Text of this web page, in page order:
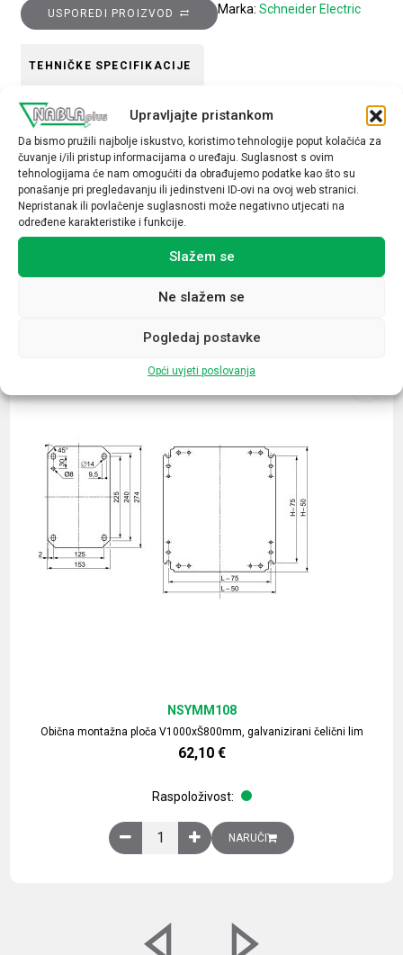
Upravljajte pristankom
Da bismo pružili najbolje iskustvo, koristimo tehnologije poput kolačića za
čuvanje i/ili pristup informacijama o uređaju. Suglasnost s ovim
tehnologijama će nam omogućiti da obrađujemo podatke kao što su
ponašanje pri pregledavanju ili jedinstveni ID-ovi na ovoj web stranici.
Nepristanak ili povlačenje suglasnosti može negativno utjecati na
određene karakteristike i funkcije.
Slažem se
Ne slažem se
Pogledaj postavke
Opći uvjeti poslovanja
USPOREDI PROIZVOD Marka: Schneider Electric
TEHNIČKE SPECIFIKACIJE
Boja
Žuta
Tip opreme
glava tipkala
Obična montažna ploča V1000xŠ800mm, galvanizirani čelični lim
NSYMM108
62,10 €
Raspoloživost:
Obična montažna ploča V1000xŠ800mm,
NARUČI